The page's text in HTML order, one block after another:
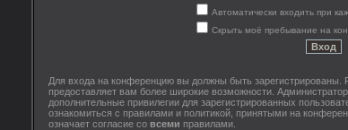
Автоматически входить при
Скрыть моё пребывание на
Для входа на конференцию вы должны быть зарегистрированы.
предоставляет вам более широкие возможности.
дополнительные привилегии для зарегистрированных
ознакомиться с правилами и политикой, принятыми на
означает согласие со всеми правилами.